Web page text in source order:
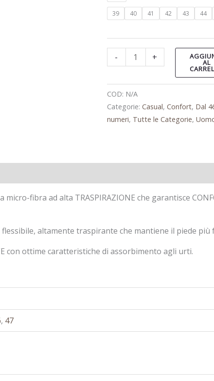
39 40 41 42 43 44
- +
AL
COD: N/A
Categorie: Casual, Confort, Dal
numeri, Tutte le Categorie,
fibra ad alta TRASPIRAZIONE che garantisce
altamente traspirante che mantiene il piede più
con ottime caratteristiche di assorbimento agli urti.
, 47